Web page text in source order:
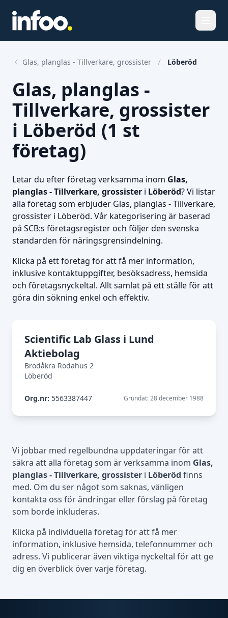
Glas, planglas - Tillverkare, grossister Löberöd
Glas, planglas -
Tillverkare, grossister
i Löberöd (1 st
företag)
Letar du efter företag verksamma inom Glas,
planglas - Tillverkare, grossister i Löberöd? Vi listar
alla företag som erbjuder Glas, planglas - Tillverkare,
grossister i Löberöd. Vår kategorisering är baserad
på SCB:s företagsregister och följer den svenska
standarden för näringsgrensindelning.
Klicka på ett företag för att få mer information,
inklusive kontaktuppgifter, besöksadress, hemsida
och företagsnyckeltal. Allt samlat på ett ställe för att
göra din sökning enkel och effektiv.
Scientific Lab Glass i Lund
Aktiebolag
Brödåkra Rödahus 2
Löberöd
Org.nr: 5563387447 Grundat: 28 december 1988
Vi jobbar med regelbundna uppdateringar för att
säkra att alla företag som är verksamma inom Glas,
planglas - Tillverkare, grossister i Löberöd finns
med. Om du ser något som saknas, vänligen
kontakta oss för ändringar eller förslag på företag
som borde inkluderas.
Klicka på individuella företag för att få mer
information, inklusive hemsida, telefonnummer och
adress. Vi publicerar även viktiga nyckeltal för att ge
dig en överblick över varje företag.